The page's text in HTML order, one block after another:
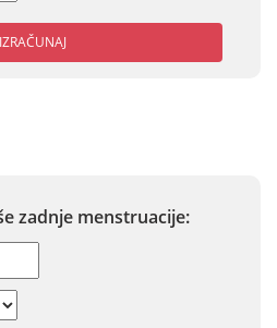
IZRAČUNAJ
zadnje menstruacije: